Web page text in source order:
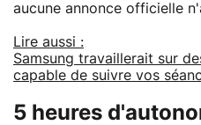
aucune annonce officielle
Lire aussi :
Samsung travaillerait sur
capable de suivre vos
5 heures